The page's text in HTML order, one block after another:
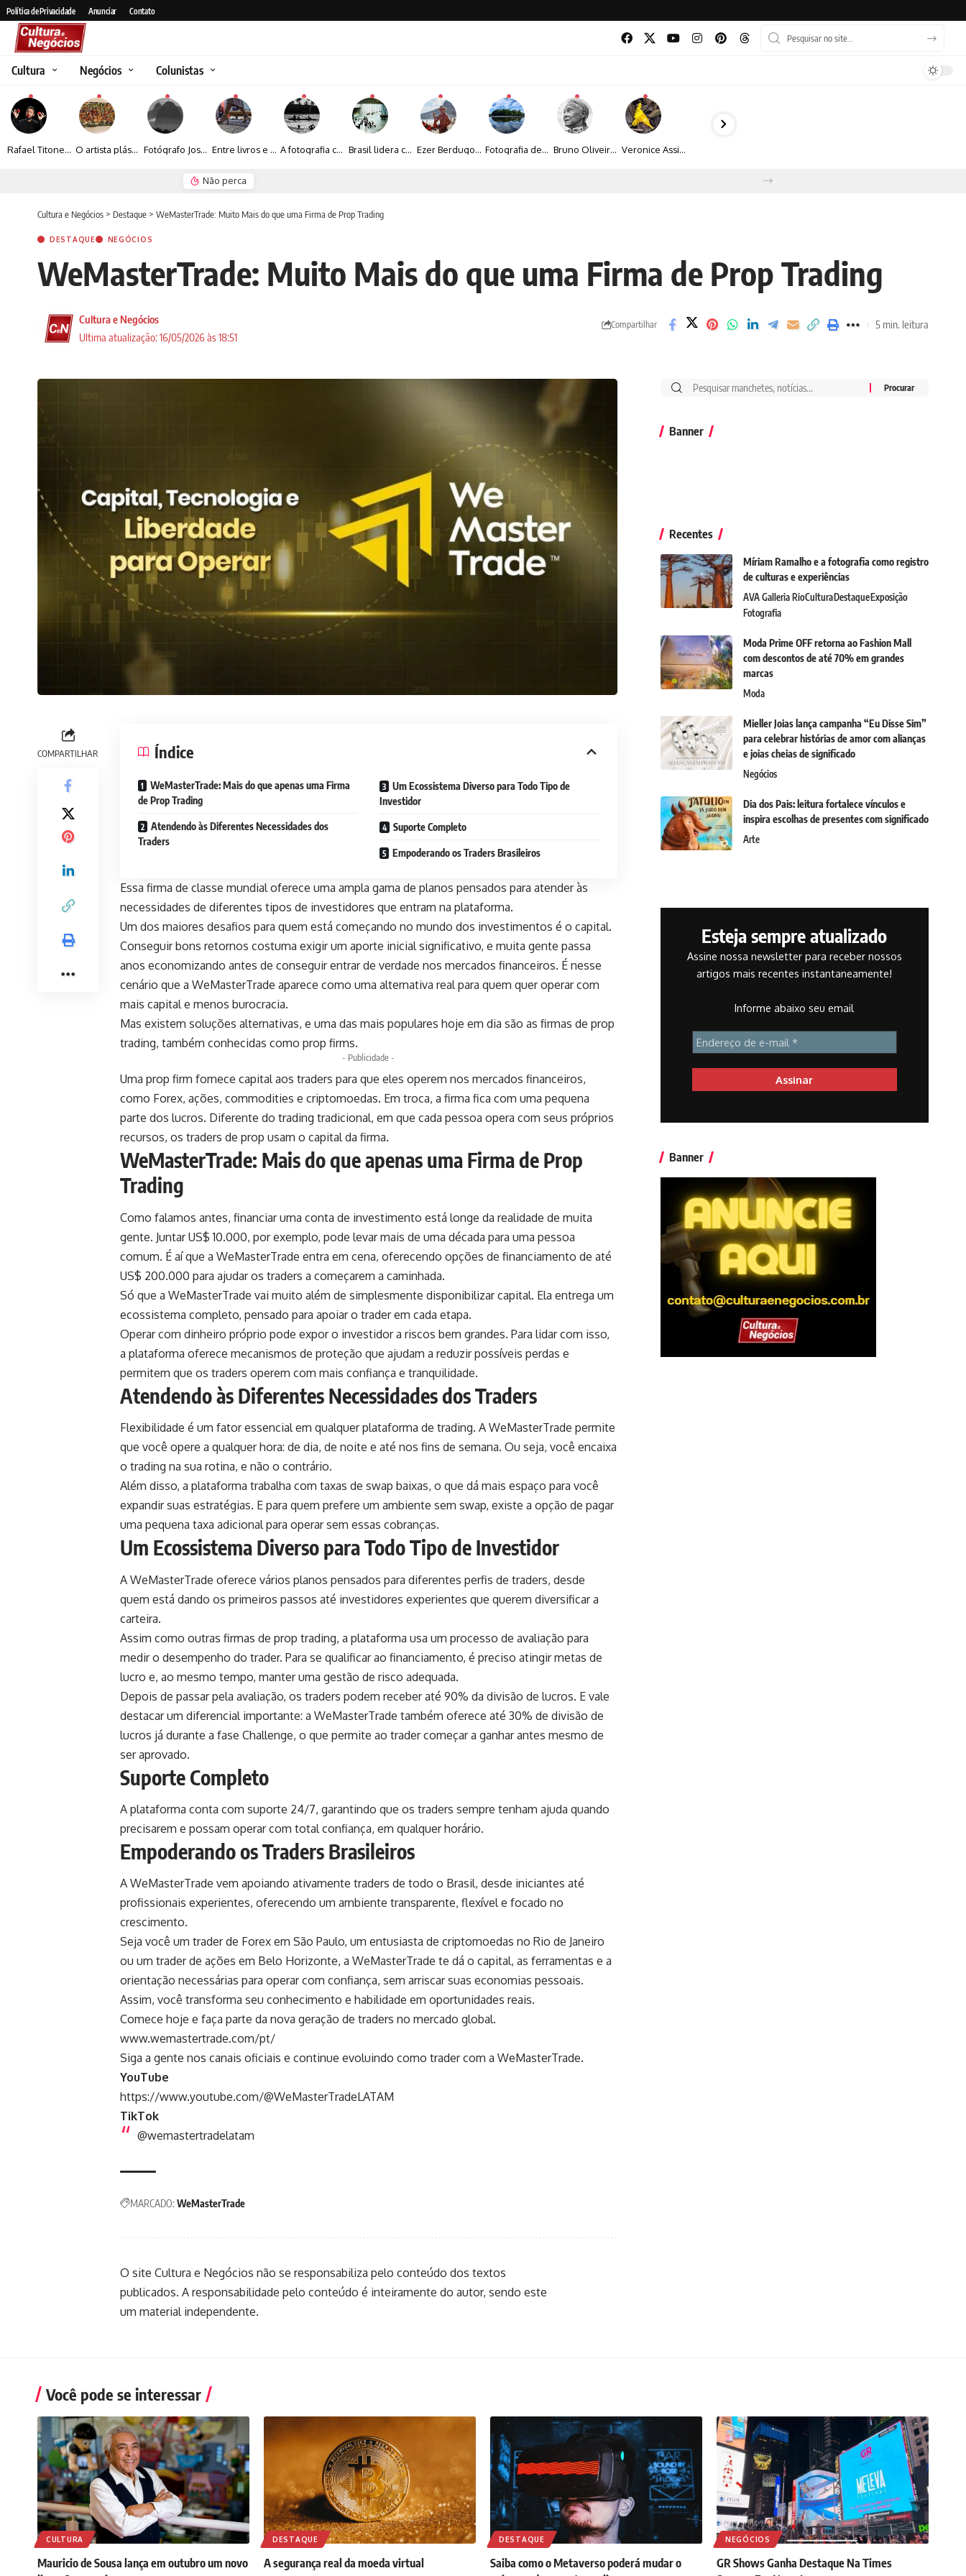
Política de Privacidade Anunciar Contato
Cultura Negócios Colunistas
Rafael Titonelly leva magia e acolhimento a crianças em tratamento oncológico em Juiz de Fora O artista plástico Jorge Luiz transforma sustentabilidade e criatividade em arte contemporânea Fotógrafo José Roberto apresenta um olhar sensível sobre arquitetura, formas e luz na fotografia Entre livros e fotografia autoral, Sebastião Reis consolida uma trajetória marcada pelo olhar artístico A fotografia contemporânea de Cynthia Feyh Jappur entre luz, movimento e arte Brasil lidera crescimento entre os 15 maiores mercados globais de viagens corporativas Ezer Berdugo transforma experiências multiculturais e memórias em narrativas visuais por meio da fotografia Fotografia de Fátima Carlini transforma paisagens naturais em experiências de contemplação Bruno Oliveira retrata o cotidiano urbano por meio da fotografia em preto e branco Veronice Assini Saes transforma a natureza em fotografias marcadas pela sensibilidade
Não perca
Cultura e Negócios > Destaque > WeMasterTrade: Muito Mais do que uma Firma de Prop Trading
DESTAQUE NEGÓCIOS
WeMasterTrade: Muito Mais do que uma Firma de Prop Trading
Ultima atualização: 16/05/2026 às 18:51
Cultura e Negócios Compartilhar 5 min. leitura
COMPARTILHAR Índice
WeMasterTrade: Mais do que apenas uma Firma
de Prop Trading
Atendendo às Diferentes Necessidades dos
Traders
Um Ecossistema Diverso para Todo Tipo de
Investidor
Suporte Completo
Empoderando os Traders Brasileiros
Essa firma de classe mundial oferece uma ampla gama de planos pensados para atender às
necessidades de diferentes tipos de investidores que entram na plataforma.
Um dos maiores desafios para quem está começando no mundo dos investimentos é o capital.
Conseguir bons retornos costuma exigir um aporte inicial significativo, e muita gente passa
anos economizando antes de conseguir entrar de verdade nos mercados financeiros. É nesse
cenário que a WeMasterTrade aparece como uma alternativa real para quem quer operar com
mais capital e menos burocracia.
Mas existem soluções alternativas, e uma das mais populares hoje em dia são as firmas de prop
trading, também conhecidas como prop firms.
- Publicidade -
Uma prop firm fornece capital aos traders para que eles operem nos mercados financeiros,
como Forex, ações, commodities e criptomoedas. Em troca, a firma fica com uma pequena
parte dos lucros. Diferente do trading tradicional, em que cada pessoa opera com seus próprios
recursos, os traders de prop usam o capital da firma.
WeMasterTrade: Mais do que apenas uma Firma de Prop
Trading
Como falamos antes, financiar uma conta de investimento está longe da realidade de muita
gente. Juntar US$ 10.000, por exemplo, pode levar mais de uma década para uma pessoa
comum. É aí que a WeMasterTrade entra em cena, oferecendo opções de financiamento de até
US$ 200.000 para ajudar os traders a começarem a caminhada.
Só que a WeMasterTrade vai muito além de simplesmente disponibilizar capital. Ela entrega um
ecossistema completo, pensado para apoiar o trader em cada etapa.
Operar com dinheiro próprio pode expor o investidor a riscos bem grandes. Para lidar com isso,
a plataforma oferece mecanismos de proteção que ajudam a reduzir possíveis perdas e
permitem que os traders operem com mais confiança e tranquilidade.
Atendendo às Diferentes Necessidades dos Traders
Flexibilidade é um fator essencial em qualquer plataforma de trading. A WeMasterTrade permite
que você opere a qualquer hora: de dia, de noite e até nos fins de semana. Ou seja, você encaixa
o trading na sua rotina, e não o contrário.
Além disso, a plataforma trabalha com taxas de swap baixas, o que dá mais espaço para você
expandir suas estratégias. E para quem prefere um ambiente sem swap, existe a opção de pagar
uma pequena taxa adicional para operar sem essas cobranças.
Um Ecossistema Diverso para Todo Tipo de Investidor
A WeMasterTrade oferece vários planos pensados para diferentes perfis de traders, desde
quem está dando os primeiros passos até investidores experientes que querem diversificar a
carteira.
Assim como outras firmas de prop trading, a plataforma usa um processo de avaliação para
medir o desempenho do trader. Para se qualificar ao financiamento, é preciso atingir metas de
lucro e, ao mesmo tempo, manter uma gestão de risco adequada.
Depois de passar pela avaliação, os traders podem receber até 90% da divisão de lucros. E vale
destacar um diferencial importante: a WeMasterTrade também oferece até 30% de divisão de
lucros já durante a fase Challenge, o que permite ao trader começar a ganhar antes mesmo de
ser aprovado.
Suporte Completo
A plataforma conta com suporte 24/7, garantindo que os traders sempre tenham ajuda quando
precisarem e possam operar com total confiança, em qualquer horário.
Empoderando os Traders Brasileiros
A WeMasterTrade vem apoiando ativamente traders de todo o Brasil, desde iniciantes até
profissionais experientes, oferecendo um ambiente transparente, flexível e focado no
crescimento.
Seja você um trader de Forex em São Paulo, um entusiasta de criptomoedas no Rio de Janeiro
ou um trader de ações em Belo Horizonte, a WeMasterTrade te dá o capital, as ferramentas e a
orientação necessárias para operar com confiança, sem arriscar suas economias pessoais.
Assim, você transforma seu conhecimento e habilidade em oportunidades reais.
Comece hoje e faça parte da nova geração de traders no mercado global.
www.wemastertrade.com/pt/
Siga a gente nos canais oficiais e continue evoluindo como trader com a WeMasterTrade.
YouTube
https://www.youtube.com/@WeMasterTradeLATAM
TikTok
@wemastertradelatam
MARCADO: WeMasterTrade
O site Cultura e Negócios não se responsabiliza pelo conteúdo dos textos
publicados. A responsabilidade pelo conteúdo é inteiramente do autor, sendo este
um material independente.
Banner
Recentes
Míriam Ramalho e a fotografia como registro
de culturas e experiências
AVA Galleria RioCulturaDestaqueExposição
Fotografia
Moda Prime OFF retorna ao Fashion Mall
com descontos de até 70% em grandes
marcas
Moda
Mieller Joias lança campanha “Eu Disse Sim”
para celebrar histórias de amor com alianças
e joias cheias de significado
Negócios
Dia dos Pais: leitura fortalece vínculos e
inspira escolhas de presentes com significado
Arte
Esteja sempre atualizado
Assine nossa newsletter para receber nossos
artigos mais recentes instantaneamente!
Informe abaixo seu email
Banner
Você pode se interessar
CULTURA
Mauricio de Sousa lança em outubro um novo
DESTAQUE
A segurança real da moeda virtual
DESTAQUE
Saiba como o Metaverso poderá mudar o
NEGÓCIOS
GR Shows Ganha Destaque Na Times